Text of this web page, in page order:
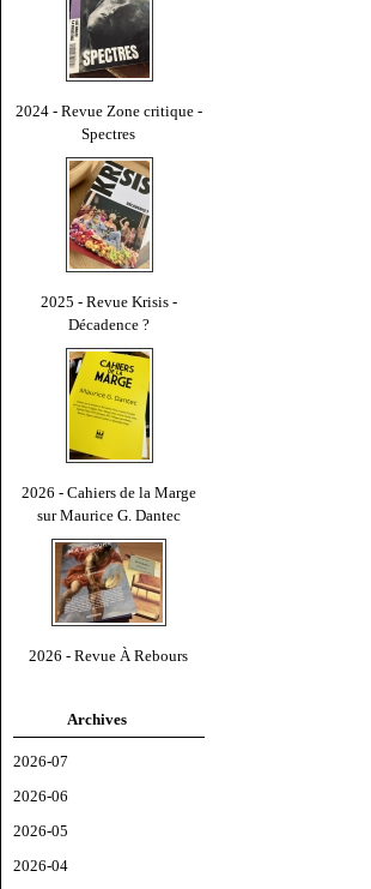
2024 - Revue Zone critique -
Spectres
2025 - Revue Krisis -
Décadence ?
2026 - Cahiers de la Marge
sur Maurice G. Dantec
2026 - Revue À Rebours
Archives
2026-07
2026-06
2026-05
2026-04